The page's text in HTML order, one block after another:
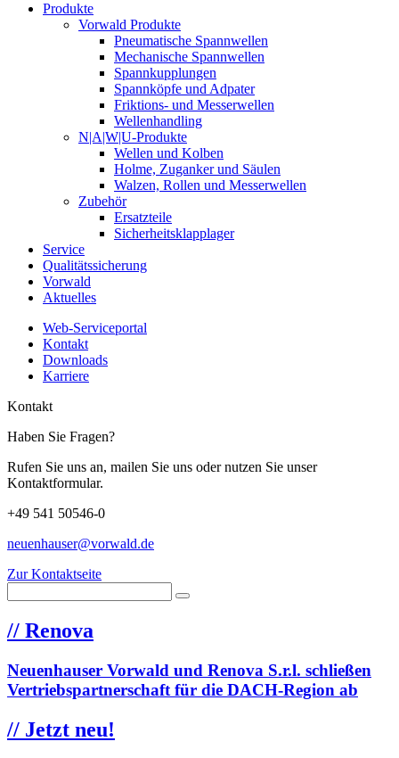
Produkte
Vorwald Produkte
Pneumatische Spannwellen
Mechanische Spannwellen
Spannkupplungen
Spannköpfe und Adpater
Friktions- und Messerwellen
Wellenhandling
N|A|W|U-Produkte
Wellen und Kolben
Holme, Zuganker und Säulen
Walzen, Rollen und Messerwellen
Zubehör
Ersatzteile
Sicherheitsklapplager
Service
Qualitätssicherung
Vorwald
Aktuelles
Web-Serviceportal
Kontakt
Downloads
Karriere
Kontakt
Haben Sie Fragen?
Rufen Sie uns an, mailen Sie uns oder nutzen Sie unser
Kontaktformular.
+49 541 50546-0
neuenhauser@vorwald.de
Zur Kontaktseite
// Renova
Neuenhauser Vorwald und Renova S.r.l. schließen
Vertriebspartnerschaft für die DACH-Region ab
// Jetzt neu!